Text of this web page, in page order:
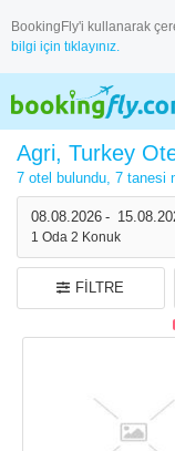
BookingFly'i kullanarak
bilgi için tıklayınız.
08.08.2026 -
1 Oda 2 Konuk
Agri, Turkey
7 otel bulundu, 7 tanesi
FILTRE